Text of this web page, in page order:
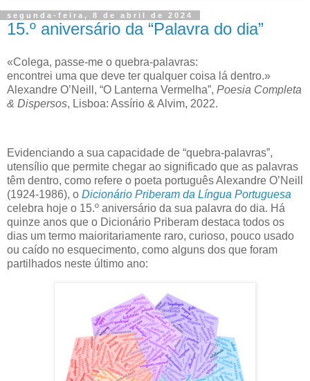
segunda-feira, 8 de abril de 2024
15.º aniversário da “Palavra do dia”
«Colega, passe-me o quebra-palavras:
encontrei uma que deve ter qualquer coisa lá dentro.»
Alexandre O’Neill, “O Lanterna Vermelha”, Poesia Completa
& Dispersos, Lisboa: Assírio & Alvim, 2022.
Evidenciando a sua capacidade de “quebra-palavras”,
utensílio que permite chegar ao significado que as palavras
têm dentro, como refere o poeta português Alexandre O’Neill
(1924-1986), o Dicionário Priberam da Língua Portuguesa
celebra hoje o 15.º aniversário da sua palavra do dia. Há
quinze anos que o Dicionário Priberam destaca todos os
dias um termo maioritariamente raro, curioso, pouco usado
ou caído no esquecimento, como alguns dos que foram
partilhados neste último ano: